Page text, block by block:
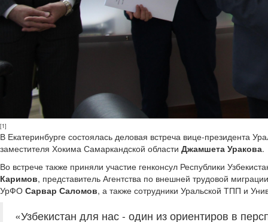
[1]
В Екатеринбурге состоялась деловая встреча вице-президента
заместителя Хокима Самаркандской области Джамшета Уракова.
Во встрече также приняли участие генконсул Республики
Каримов, представитель Агентства по внешней трудовой
УрФО Сарвар Саломов, а также сотрудники Уральской ТПП и
«Узбекистан для нас - один из ориентиров в